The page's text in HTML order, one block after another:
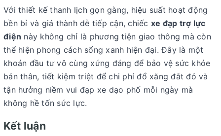
Với thiết kế thanh lịch gọn gàng, hiệu suất hoạt động
bền bỉ và giá thành dễ tiếp cận, chiếc xe đạp trợ lực
điện này không chỉ là phương tiện giao thông mà còn
thể hiện phong cách sống xanh hiện đại. Đây là một
khoản đầu tư vô cùng xứng đáng để bảo vệ sức khỏe
bản thân, tiết kiệm triệt để chi phí đổ xăng đắt đỏ và
tận hưởng niềm vui đạp xe dạo phố mỗi ngày mà
không hề tốn sức lực.
Kết luận